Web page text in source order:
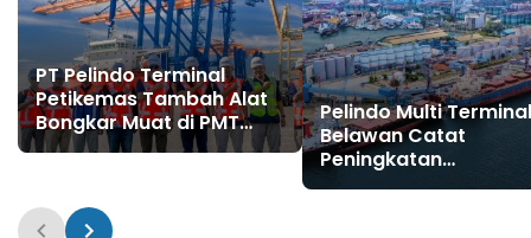
PT Pelindo Terminal
Petikemas Tambah Alat
Bongkar Muat di PMT
Terminal Belawan untuk
Pelindo Multi Terminal
Belawan Catat
Peningkatan
Pertumbuhan Arus